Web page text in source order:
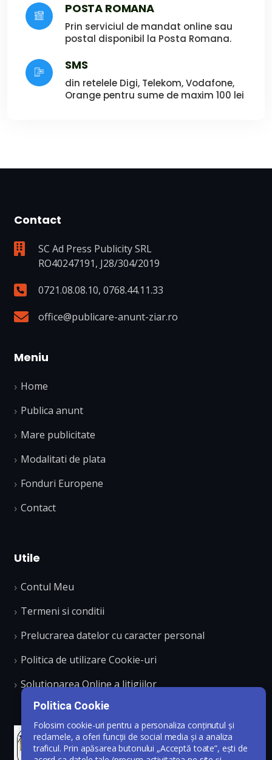
POSTA ROMANA
Prin serviciul de mandat online sau
postal disponibil la Posta Romana.
SMS
din retelele Digi, Telekom, Vodafone,
Orange pentru sume de maxim 100 lei
Contact
SC Ad Press Publicity SRL
RO40247191, J28/304/2019
0721.08.08.10, 0768.44.11.33
office@publicare-anunt-ziar.ro
Meniu
Home
Publica anunt
Mare publicitate
Modalitati de plata
Fonduri Europene
Contact
Utile
Contul Meu
Termeni si conditii
Prelucrarea datelor cu caracter personal
Politica de utilizare Cookie-uri
Solutionarea Online a litigiilor
Politica Cookie
Folosim cookie-uri pentru a personaliza conținutul și
reclamele, a oferi funcții de social media și a analiza
traficul. Prin apăsarea butonului „Acceptă toate”, ești de